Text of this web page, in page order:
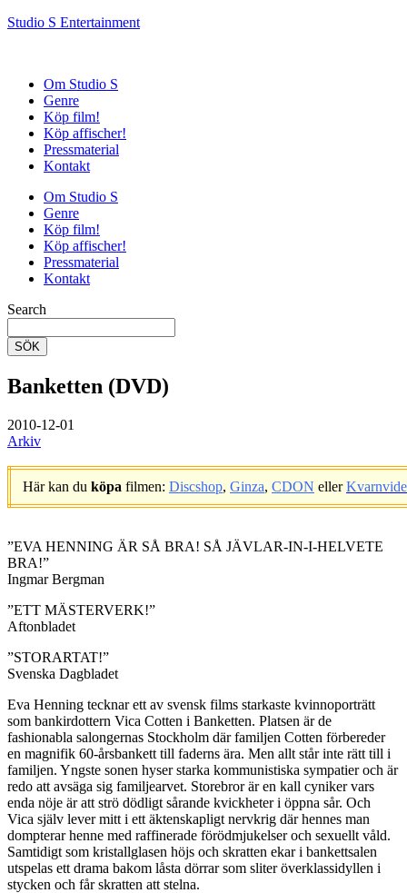
Studio S Entertainment
Om Studio S
Genre
Köp film!
Köp affischer!
Pressmaterial
Kontakt
Om Studio S
Genre
Köp film!
Köp affischer!
Pressmaterial
Kontakt
Search
SÖK
Banketten (DVD)
2010-12-01
Arkiv
Här kan du köpa filmen: Discshop, Ginza, CDON eller
”EVA HENNING ÄR SÅ BRA! SÅ JÄVLAR-IN-I-HELVETE
BRA!”
Ingmar Bergman
”ETT MÄSTERVERK!”
Aftonbladet
”STORARTAT!”
Svenska Dagbladet
Eva Henning tecknar ett av svensk films starkaste kvinnoporträtt
som bankirdottern Vica Cotten i Banketten. Platsen är de
fashionabla salongernas Stockholm där familjen Cotten förbereder
en magnifik 60-årsbankett till faderns ära. Men allt står inte rätt till i
familjen. Yngste sonen hyser starka kommunistiska sympatier och är
redo att avsäga sig familjearvet. Storebror är en kall cyniker vars
enda nöje är att strö dödligt sårande kvickheter i öppna sår. Och
Vica själv lever mitt i ett äktenskapligt nervkrig där hennes man
dompterar henne med raffinerade förödmjukelser och sexuellt våld.
Samtidigt som kristallglasen höjs och skratten ekar i bankettsalen
utspelas ett drama bakom låsta dörrar som sliter överklassidyllen i
stycken och får skratten att stelna.